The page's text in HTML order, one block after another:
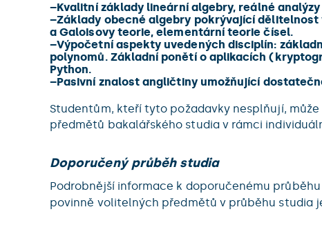
–Kvalitní základy lineární algebry, reálné
–Základy obecné algebry pokrývající
a Galoisovy teorie, elementární teorie čísel.
–Výpočetní aspekty uvedených disciplín:
polynomů. Základní ponětí o aplikacích
Python.
–Pasivní znalost angličtiny umožňující
Studentům, kteří tyto požadavky nesplňují,
předmětů bakalářského studia v rámci
Doporučený průběh studia
Podrobnější informace k doporučenému
povinně volitelných předmětů v průběhu studia